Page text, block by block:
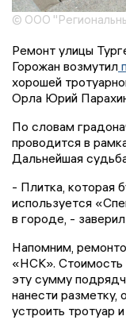
© ООО
Ремонт улицы
Горожан возмутил
хорошей
Орла Юрий
По словам
проводится в
Дальнейшая
- Плитка, которая
используется
в городе, -
Напомним,
«НСК». Стоимость
эту сумму
нанести разметку,
устроить тротуар